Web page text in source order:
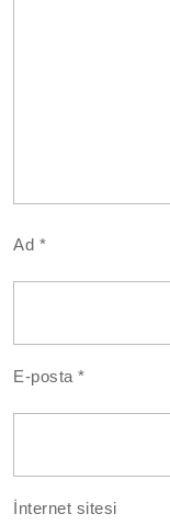
Ad *
E-posta*
İnternet sitesi